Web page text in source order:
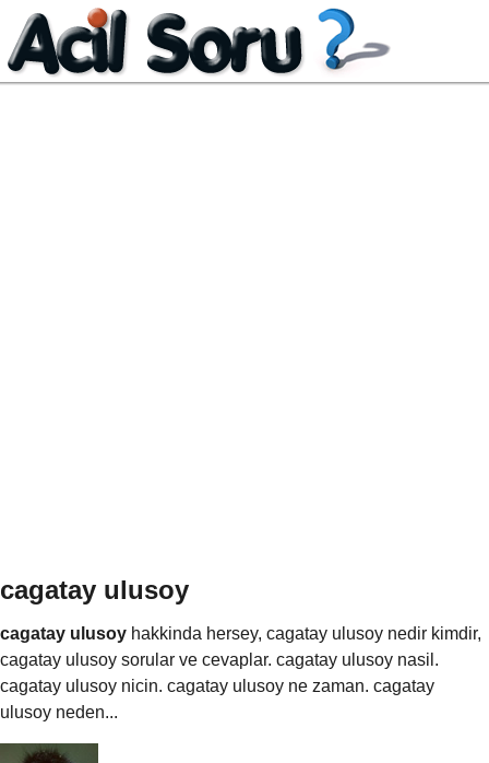
cagatay ulusoy
cagatay ulusoy hakkinda hersey, cagatay ulusoy nedir kimdir,
cagatay ulusoy sorular ve cevaplar. cagatay ulusoy nasil.
cagatay ulusoy nicin. cagatay ulusoy ne zaman. cagatay
ulusoy neden...